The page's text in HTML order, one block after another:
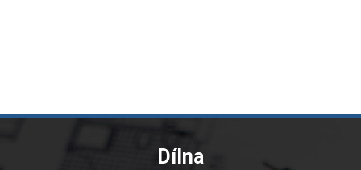
chosen
product
Dílna